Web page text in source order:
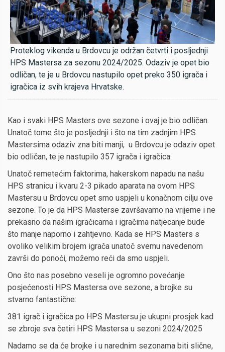
Proteklog vikenda u Brdovcu je održan četvrti i posljednji
HPS Mastersa za sezonu 2024/2025. Odaziv je opet bio
odličan, te je u Brdovcu nastupilo opet preko 350 igrača i
igračica iz svih krajeva Hrvatske.
Kao i svaki HPS Masters ove sezone i ovaj je bio odličan.
Unatoč tome što je posljednji i što na tim zadnjim HPS
Mastersima odaziv zna biti manji, u Brdovcu je odaziv opet
bio odličan, te je nastupilo 357 igrača i igračica.
Unatoč remetećim faktorima, hakerskom napadu na našu
HPS stranicu i kvaru 2-3 pikado aparata na ovom HPS
Mastersu u Brdovcu opet smo uspjeli u konačnom cilju ove
sezone. To je da HPS Masterse završavamo na vrijeme i ne
prekasno da našim igračicama i igračima natjecanje bude
što manje naporno i zahtjevno. Kada se HPS Masters s
ovoliko velikim brojem igrača unatoč svemu navedenom
završi do ponoći, možemo reći da smo uspjeli.
Ono što nas posebno veseli je ogromno povećanje
posjećenosti HPS Mastersa ove sezone, a brojke su
stvarno fantastične:
381 igrač i igračica po HPS Mastersu je ukupni prosjek kad
se zbroje sva četiri HPS Mastersa u sezoni 2024/2025
Nadamo se da će brojke i u narednim sezonama biti slične,